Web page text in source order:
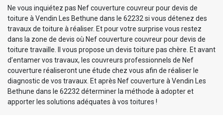
Ne vous inquiétez pas Nef couverture couvreur pour devis de
toiture à Vendin Les Bethune dans le 62232 si vous détenez des
travaux de toiture à réaliser. Et pour votre surprise vous restez
dans la zone de devis où Nef couverture couvreur pour devis de
toiture travaille. Il vous propose un devis toiture pas chère. Et avant
d’entamer vos travaux, les couvreurs professionnels de Nef
couverture réaliseront une étude chez vous afin de réaliser le
diagnostic de vos travaux. Et après Nef couverture à Vendin Les
Bethune dans le 62232 déterminer la méthode à adopter et
apporter les solutions adéquates à vos toitures !